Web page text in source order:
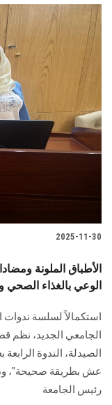
2025-11-30
الأطباق الملونة
الوعي بالغذاء الصحي
استكمالاً لسلسة
الجامعي الجديد، نظم
الصيدلة، الندوة
عش بطريقة صحيحة"،
رئيس الجامعة